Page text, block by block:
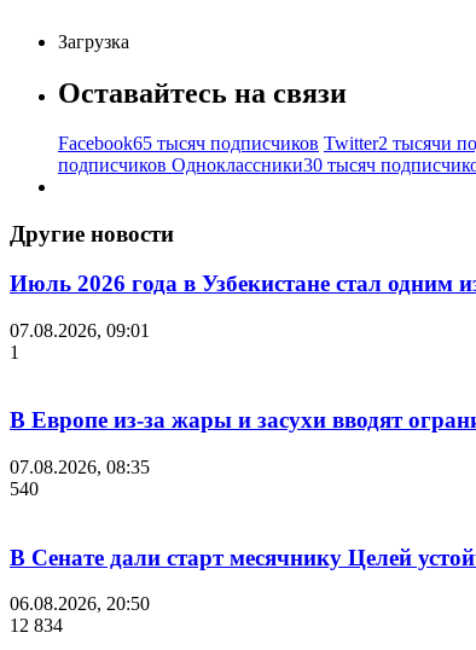
Загрузка
Оставайтесь на связи
Facebook65 тысяч подписчиков Twitter2 тысячи
подписчиков Одноклассники30 тысяч
Другие новости
Июль 2026 года в Узбекистане стал
07.08.2026, 09:01
1
В Европе из-за жары и засухи вводят
07.08.2026, 08:35
540
В Сенате дали старт месячнику Целей
06.08.2026, 20:50
12 834